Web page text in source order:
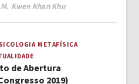
Kwen Khan Khu
METAFÍSICA
de Abertura
2019)